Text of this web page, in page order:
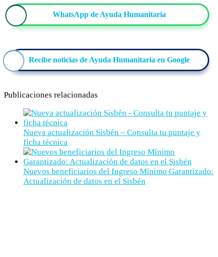
WhatsApp de Ayuda Humanitaria
Recibe noticias de Ayuda Humanitaria en Google
Publicaciones relacionadas
Nueva actualización Sisbén – Consulta tu puntaje y
ficha técnica
Nuevos beneficiarios del Ingreso Mínimo Garantizado:
Actualización de datos en el Sisbén